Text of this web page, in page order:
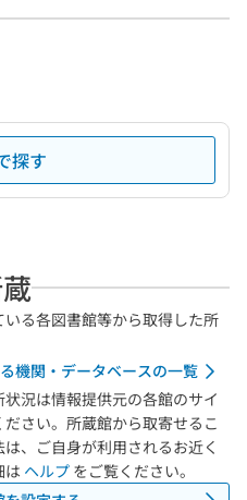
探す
る各図書館等から取得した所
機関・データベースの一覧
況は情報提供元の各館のサイ
さい。所蔵館から取寄せるこ
、ご自身が利用されるお近く
は ヘルプ をご覧ください。